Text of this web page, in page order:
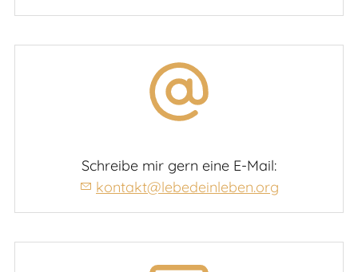
Schreibe mir gern eine E-Mail:
kontakt@lebedeinleben.org